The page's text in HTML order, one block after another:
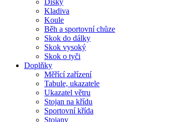
Disky
Kladiva
Koule
Běh a sportovní chůze
Skok do dálky
Skok vysoký
Skok o tyči
Doplňky
Měřící zařízení
Tabule, ukazatele
Ukazatel větru
Stojan na křídu
Sportovní křída
Stojany